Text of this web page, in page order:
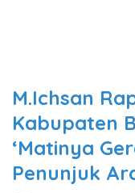
M.Ichsan
Kabupaten
‘Matinya
Penunjuk